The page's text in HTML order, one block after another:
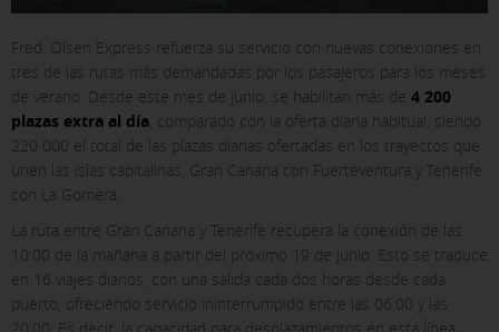
Fred. Olsen Express refuerza su servicio con nuevas conexiones en
tres de las rutas más demandadas por los pasajeros para los meses
de verano. Desde este mes de junio, se habilitan más de 4 200
plazas extra al día , comparado con la oferta diaria habitual, siendo
220 000 el total de las plazas diarias ofertadas en los trayectos que
unen las islas capitalinas, Gran Canaria con Fuerteventura y Tenerife
con La Gomera.
La ruta entre Gran Canaria y Tenerife recupera la conexión de las
10:00 de la mañana a partir del próximo 19 de junio. Esto se traduce
en 16 viajes diarios, con una salida cada dos horas desde cada
puerto, ofreciendo servicio ininterrumpido entre las 06:00 y las
20:00. Es decir, la capacidad para desplazamientos en esta línea